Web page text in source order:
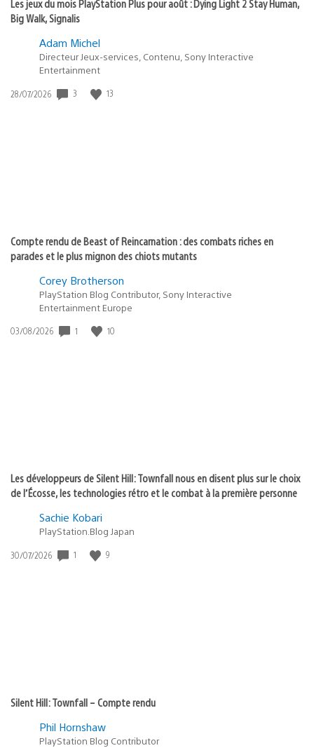
Les jeux du mois PlayStation Plus pour août : Dying Light 2 Stay Human,
Big Walk, Signalis
Adam Michel
Directeur Jeux-services, Contenu, Sony Interactive
Entertainment
Date
28/07/2026 3 13
Compte rendu de Beast of Reincarnation : des combats riches en
parades et le plus mignon des chiots mutants
Corey Brotherson
PlayStation Blog Contributor, Sony Interactive
Entertainment Europe
Date
03/08/2026 1 10
Les développeurs de Silent Hill: Townfall nous en disent plus sur le choix
de l’Écosse, les technologies rétro et le combat à la première personne
Sachie Kobari
PlayStation.Blog Japan
Date
30/07/2026 1 9
Silent Hill: Townfall – Compte rendu
Phil Hornshaw
PlayStation Blog Contributor